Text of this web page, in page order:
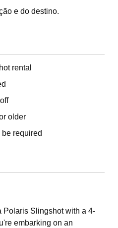
e do destino.
rental
older
required
Polaris Slingshot with a 4-
embarking on an